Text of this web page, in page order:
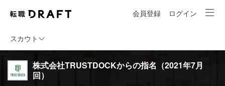
会員登録 ログイン
スカウト
株式会社TRUSTDOCKからの指名（2021年7月
回）